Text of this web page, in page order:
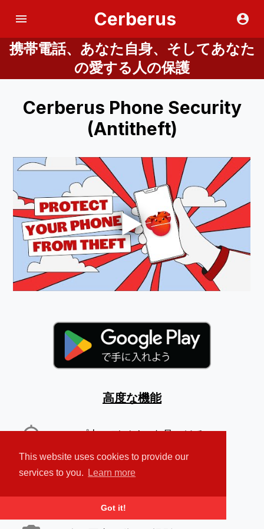
This website uses cookies to provide our
services to you.
Learn more
Got it!
Cerberus
携帯電話、あなた自身、そしてあなた
の愛する人の保護
Cerberus Phone Security
(Antitheft)
高度な機能
マップ上のデバイスを見つける
大音量のアラーム音を鳴らす
個人データを保護する